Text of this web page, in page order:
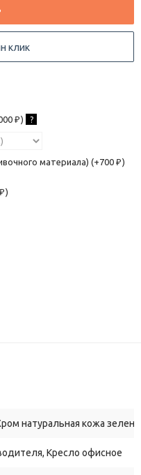
клик
₽ ) ?
материала) (+700 ₽ )
₽ )
натуральная кожа
Кресло офисное